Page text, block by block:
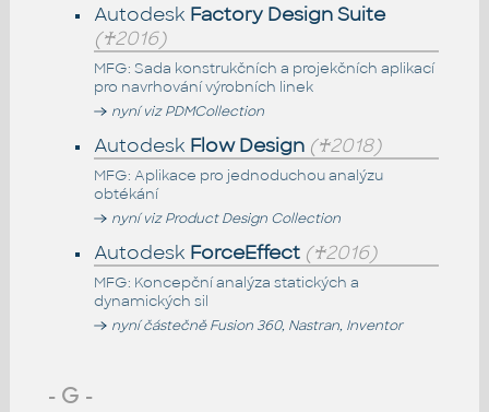
Autodesk Factory Design Suite
(♰2016)
MFG: Sada konstrukčních a projekčních aplikací
pro navrhování výrobních linek
nyní viz PDMCollection
Autodesk Flow Design (♰2018)
MFG: Aplikace pro jednoduchou analýzu
obtékání
nyní viz Product Design Collection
Autodesk ForceEffect (♰2016)
MFG: Koncepční analýza statických a
dynamických sil
nyní částečně Fusion 360, Nastran, Inventor
- G -